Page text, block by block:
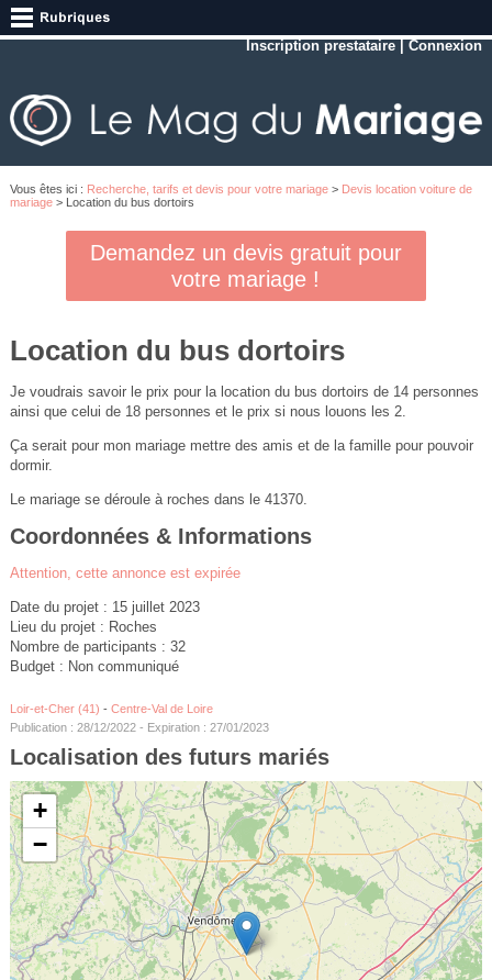
Inscription prestataire |Connexion
Vous êtes ici : Recherche, tarifs et devis pour votre mariage> Devis location voiture de
mariage> Location du bus dortoirs
Demandez un devis gratuit pour
votre mariage !
Location du bus dortoirs
Je voudrais savoir le prix pour la location du bus dortoirs de 14 personnes
ainsi que celui de 18 personnes et le prix si nous louons les 2.
Ça serait pour mon mariage mettre des amis et de la famille pour pouvoir
dormir.
Le mariage se déroule à roches dans le 41370.
Coordonnées & Informations
Attention, cette annonce est expirée
Date du projet : 15 juillet 2023
Lieu du projet : Roches
Nombre de participants : 32
Budget : Non communiqué
Loir-et-Cher (41) - Centre-Val de Loire
Publication : 28/12/2022 - Expiration : 27/01/2023
Localisation des futurs mariés
+
−